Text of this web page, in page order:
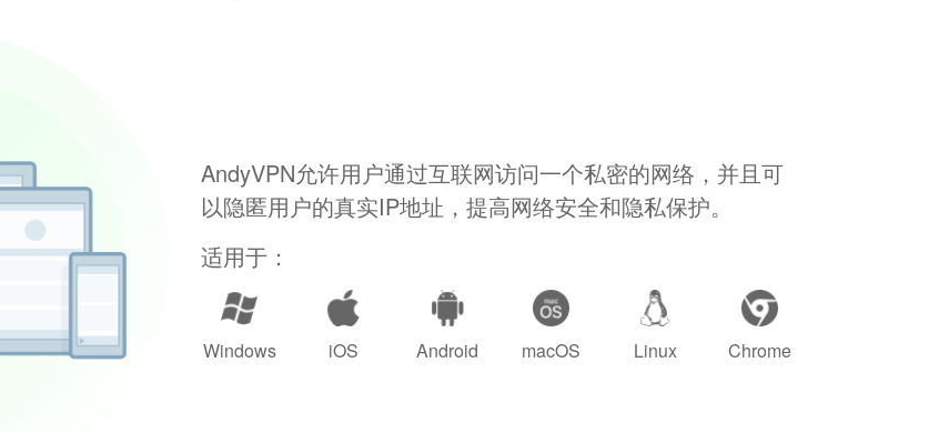
AndyVPN允许用户通过互联网访问一个私密的网络，并且可
以隐匿用户的真实IP地址，提高网络安全和隐私保护。
适用于：
Windows iOS Android macOS Linux Chrome